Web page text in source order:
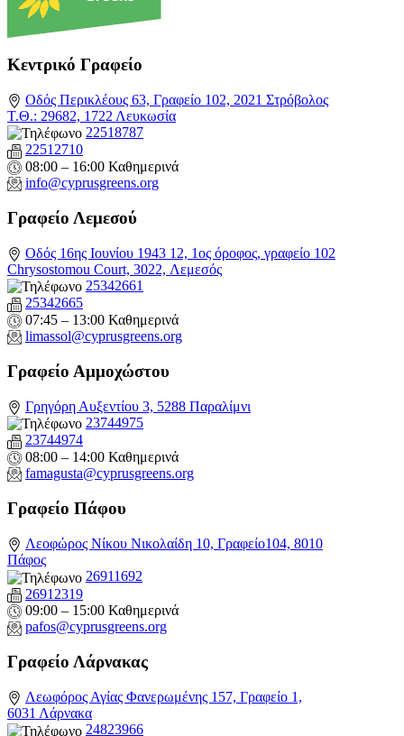
Κεντρικό Γραφείο
Οδός Περικλέους 63, Γραφείο 102, 2021 Στρόβολος
Τ.Θ.: 29682, 1722 Λευκωσία
22518787
22512710
08:00 – 16:00 Καθημερινά
info@cyprusgreens.org
Γραφείο Λεμεσού
Οδός 16ης Ιουνίου 1943 12, 1ος όροφος, γραφείο 102
Chrysostomou Court, 3022, Λεμεσός
25342661
25342665
07:45 – 13:00 Καθημερινά
limassol@cyprusgreens.org
Γραφείο Αμμοχώστου
Γρηγόρη Αυξεντίου 3, 5288 Παραλίμνι
23744975
23744974
08:00 – 14:00 Καθημερινά
famagusta@cyprusgreens.org
Γραφείο Πάφου
Λεοφώρος Νίκου Νικολαίδη 10, Γραφείο104, 8010
Πάφος
26911692
26912319
09:00 – 15:00 Καθημερινά
pafos@cyprusgreens.org
Γραφείο Λάρνακας
Λεωφόρος Αγίας Φανερωμένης 157, Γραφείο 1,
6031 Λάρνακα
24823966